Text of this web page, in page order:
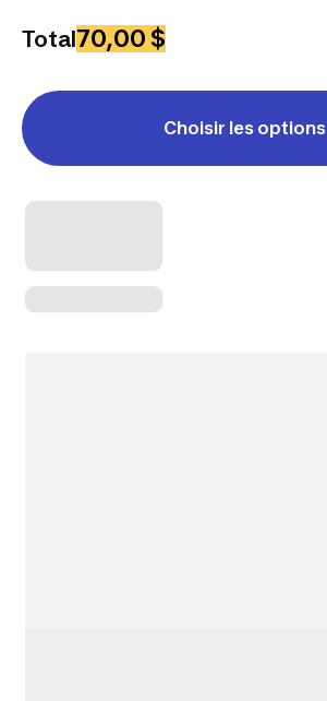
Total70,00 $
Choisir les options